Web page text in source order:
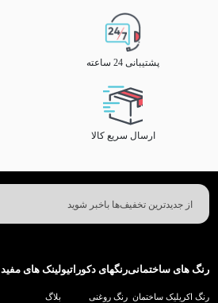
پشتیبانی 24 ساعته
ارسال سریع کالا
رنگ های ساختمانی
رنگ اکریلیک ساختمان
رنگهای دکوراتیو
رنگ روغنی
لینک های مفید
بلاگ